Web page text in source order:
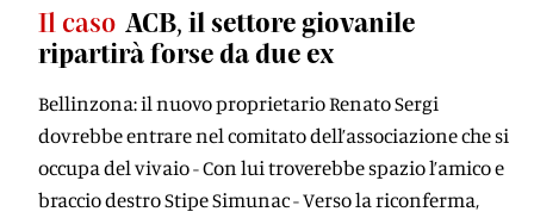
Il caso ACB, il settore giovanile
ripartirà forse da due ex
Bellinzona: il nuovo proprietario Renato Sergi
dovrebbe entrare nel comitato dell’associazione che si
occupa del vivaio - Con lui troverebbe spazio l’amico e
braccio destro Stipe Simunac - Verso la riconferma,